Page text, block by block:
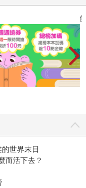
世界末日
而活下去？